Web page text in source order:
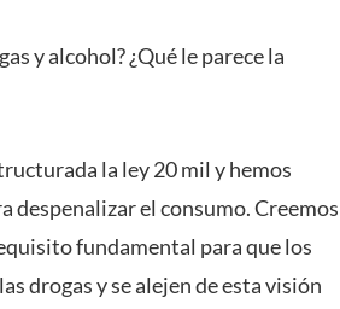
y alcohol? ¿Qué le parece la
la ley 20 mil y hemos
despenalizar el consumo. Creemos
fundamental para que los
drogas y se alejen de esta visión